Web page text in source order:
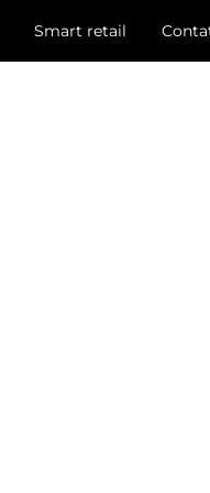
Smart retail